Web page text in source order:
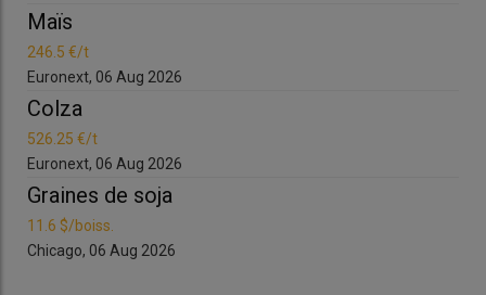
Maïs
246.5 €/t
Euronext, 06 Aug 2026
Colza
526.25 €/t
Euronext, 06 Aug 2026
Graines de soja
11.6 $/boiss.
Chicago, 06 Aug 2026